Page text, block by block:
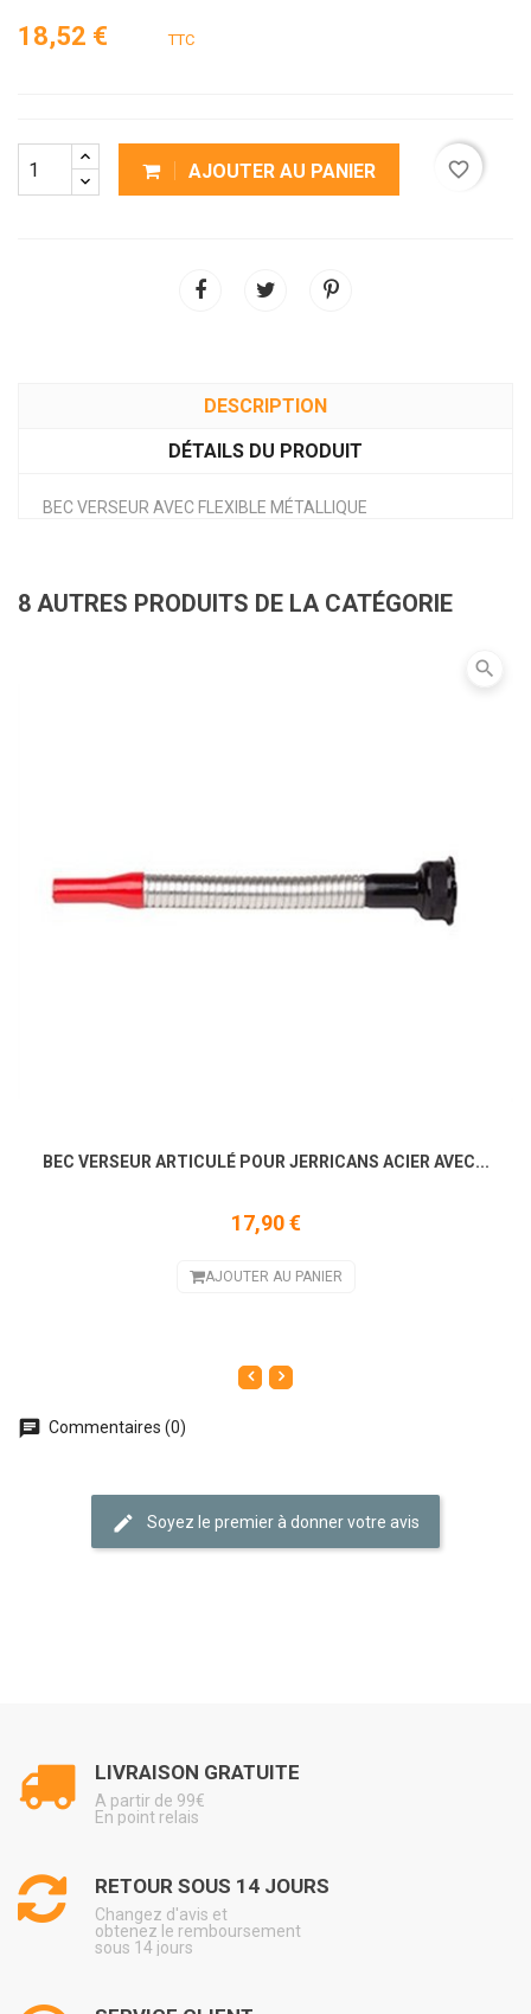
18,52 €
TTC
AJOUTER AU PANIER favorite_border
DESCRIPTION
DÉTAILS DU PRODUIT
BEC VERSEUR AVEC FLEXIBLE MÉTALLIQUE
8 AUTRES PRODUITS DE LA CATÉGORIE
BEC VERSEUR ARTICULÉ POUR JERRICANS ACIER AVEC...
17,90 €
AJOUTER AU PANIER
search
Commentaires (0)
Soyez le premier à donner votre avis
LIVRAISON GRATUITE
A partir de 99€
En point relais
RETOUR SOUS 14 JOURS
Changez d'avis et
obtenez le remboursement
sous 14 jours